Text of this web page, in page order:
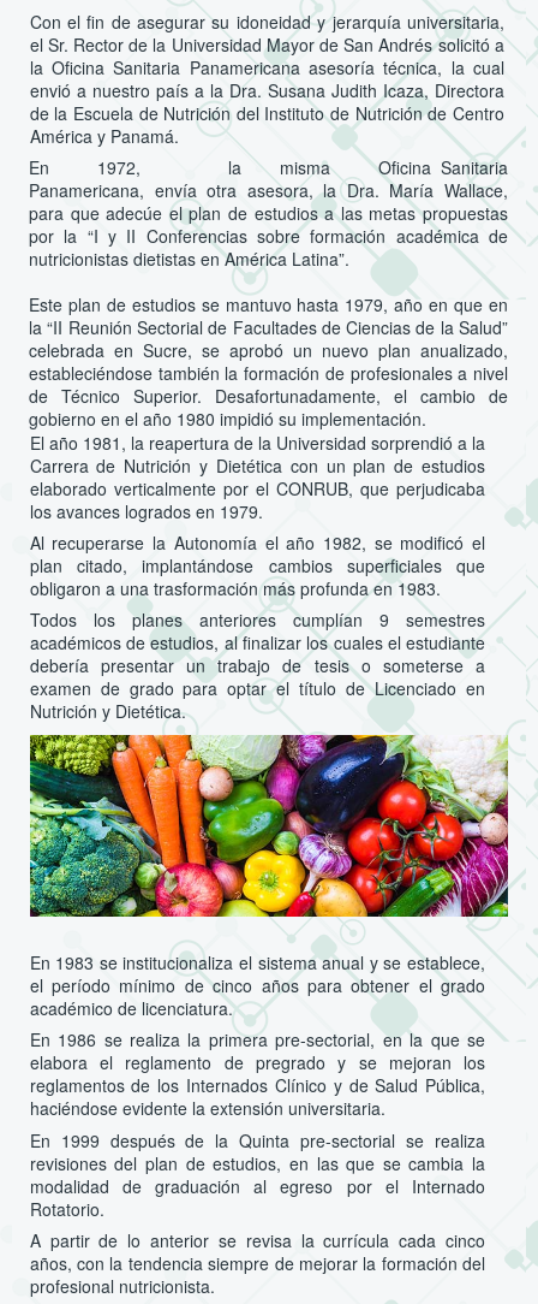
Con el fin de asegurar su idoneidad y jerarquía universitaria,
el Sr. Rector de la Universidad Mayor de San Andrés solicitó a
la Oficina Sanitaria Panamericana asesoría técnica, la cual
envió a nuestro país a la Dra. Susana Judith Icaza, Directora
de la Escuela de Nutrición del Instituto de Nutrición de Centro
América y Panamá.
En 1972, la misma Oficina Sanitaria
Panamericana, envía otra asesora, la Dra. María Wallace,
para que adecúe el plan de estudios a las metas propuestas
por la “I y II Conferencias sobre formación académica de
nutricionistas dietistas en América Latina”.
Este plan de estudios se mantuvo hasta 1979, año en que en
la “II Reunión Sectorial de Facultades de Ciencias de la Salud”
celebrada en Sucre, se aprobó un nuevo plan anualizado,
estableciéndose también la formación de profesionales a nivel
de Técnico Superior. Desafortunadamente, el cambio de
gobierno en el año 1980 impidió su implementación.
El año 1981, la reapertura de la Universidad sorprendió a la
Carrera de Nutrición y Dietética con un plan de estudios
elaborado verticalmente por el CONRUB, que perjudicaba
los avances logrados en 1979.
Al recuperarse la Autonomía el año 1982, se modificó el
plan citado, implantándose cambios superficiales que
obligaron a una trasformación más profunda en 1983.
Todos los planes anteriores cumplían 9 semestres
académicos de estudios, al finalizar los cuales el estudiante
debería presentar un trabajo de tesis o someterse a
examen de grado para optar el título de Licenciado en
Nutrición y Dietética.
En 1983 se institucionaliza el sistema anual y se establece,
el período mínimo de cinco años para obtener el grado
académico de licenciatura.
En 1986 se realiza la primera pre-sectorial, en la que se
elabora el reglamento de pregrado y se mejoran los
reglamentos de los Internados Clínico y de Salud Pública,
haciéndose evidente la extensión universitaria.
En 1999 después de la Quinta pre-sectorial se realiza
revisiones del plan de estudios, en las que se cambia la
modalidad de graduación al egreso por el Internado
Rotatorio.
A partir de lo anterior se revisa la currícula cada cinco
años, con la tendencia siempre de mejorar la formación del
profesional nutricionista.